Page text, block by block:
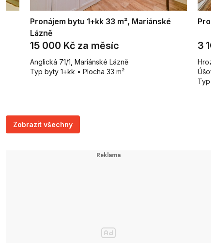
Pronájem bytu 1+kk 33 m², Mariánské
Lázně
15 000 Kč za měsíc
Anglická 71/1, Mariánské Lázně
Typ byty 1+kk • Plocha 33 m²
3
Typ
Zobrazit všechny